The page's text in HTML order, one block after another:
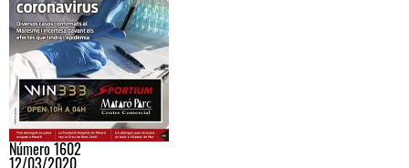
Número 1602
12/03/2020